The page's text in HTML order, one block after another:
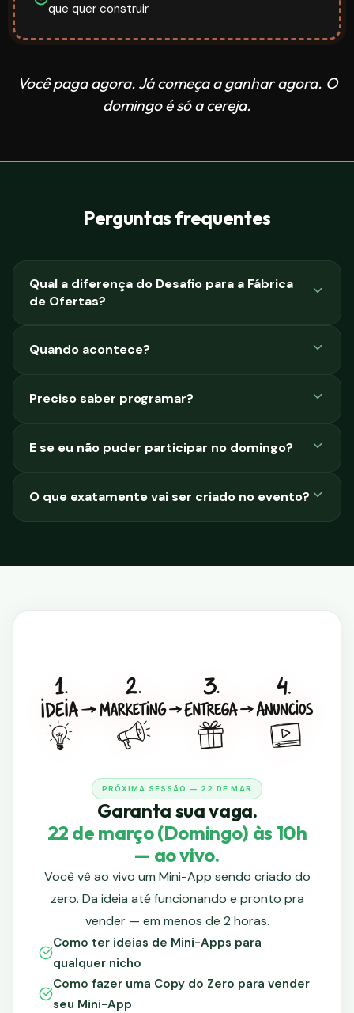
que quer construir
Você paga agora. Já começa a ganhar agora. O
domingo é só a cereja.
Perguntas frequentes
Qual a diferença do Desafio para a Fábrica
de Ofertas?
Quando acontece?
Preciso saber programar?
E se eu não puder participar no domingo?
O que exatamente vai ser criado no evento?
PRÓXIMA SESSÃO — 22 DE MAR
Garanta sua vaga.
22 de março (Domingo) às 10h
— ao vivo.
Você vê ao vivo um Mini-App sendo criado do
zero. Da ideia até funcionando e pronto pra
vender — em menos de 2 horas.
Como ter ideias de Mini-Apps para
qualquer nicho
Como fazer uma Copy do Zero para vender
seu Mini-App